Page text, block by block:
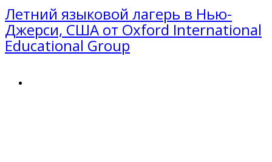
Летний языковой лагерь в Нью-
Джерси, США от Oxford International
Educational Group